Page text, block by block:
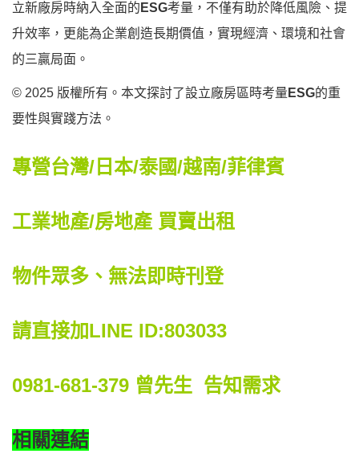
立新廠房時納入全面的 ESG考量，不僅有助於降低風險、提
升效率，更能為企業創造長期價值，實現經濟、環境和社會
的三贏局面。
© 2025 版權所有。本文探討了設立廠房區時考量 ESG的重
要性與實踐方法。
專營台灣/日本/泰國/越南/菲律賓
工業地產/房地產 買賣出租
物件眾多、無法即時刊登
請直接加LINE ID:803033
0981-681-379 曾先生 告知需求
相關連結